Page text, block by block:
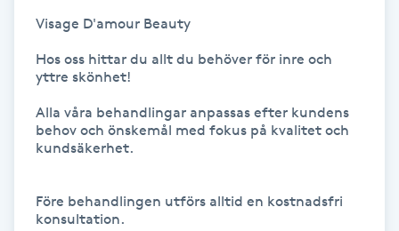
Visage D'amour Beauty
Hos oss hittar du allt du behöver för inre och
yttre skönhet!
Alla våra behandlingar anpassas efter kundens
behov och önskemål med fokus på kvalitet och
kundsäkerhet.
Före behandlingen utförs alltid en kostnadsfri
konsultation.